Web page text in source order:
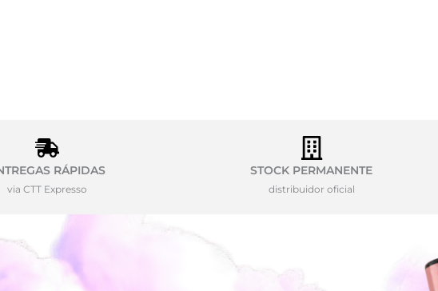
RÁPIDAS
via CTT Expresso
STOCK PERMANENTE
distribuidor oficial